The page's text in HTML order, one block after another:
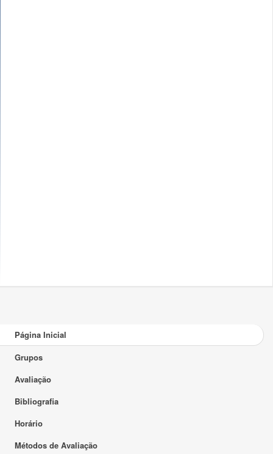
Página Inicial
Grupos
Avaliação
Bibliografia
Horário
Métodos de Avaliação